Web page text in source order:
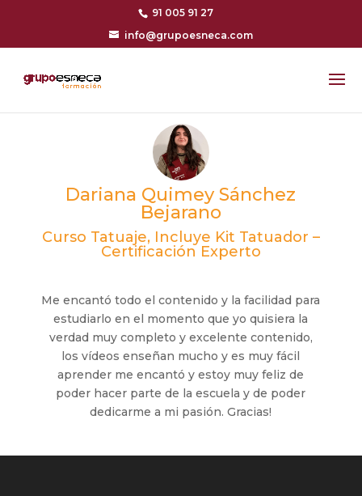
91 005 91 27
info@grupoesneca.com
Dariana Quimey Sánchez
Bejarano
Curso Tatuaje, Incluye Kit Tatuador –
Certificación Experto
Me encantó todo el contenido y la facilidad para
estudiarlo en el momento que yo quisiera la
verdad muy completo y excelente contenido,
los vídeos enseñan mucho y es muy fácil
aprender me encantó y estoy muy feliz de
poder hacer parte de la escuela y de poder
dedicarme a mi pasión. Gracias!